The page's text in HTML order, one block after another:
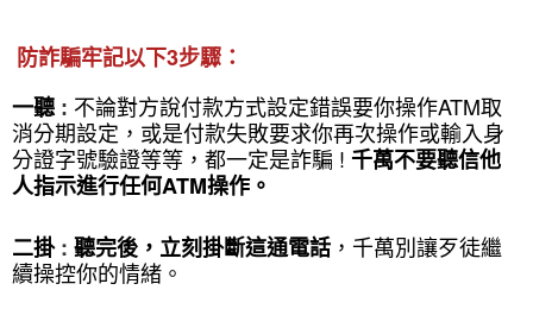
防詐騙牢記以下3步驟 ：
一聽 : 不論對方說付款方式設定錯誤要你操作ATM取
消分期設定，或是付款失敗要求你再次操作或輸入身
分證字號驗證等等，都一定是詐騙 ! 千萬不要聽信他
人指示進行任何ATM操作。
二掛: 聽完後，立刻掛斷這通電話 ，千萬別讓歹徒繼
續操控你的情緒。